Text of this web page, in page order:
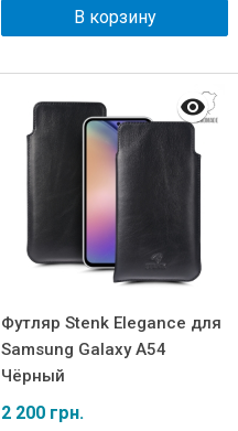
В корзину
Футляр Stenk Elegance для
Samsung Galaxy A54
Чёрный
2 200 грн.